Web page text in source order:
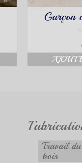
Garçon
Travail du
bois